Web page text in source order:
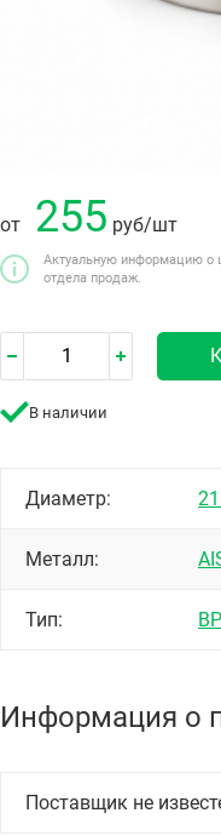
от 255 руб/шт
Актуальную информацию о
отдела продаж.
В наличии
Диаметр:
Металл:
Тип: ВР
Информация о
Поставщик не